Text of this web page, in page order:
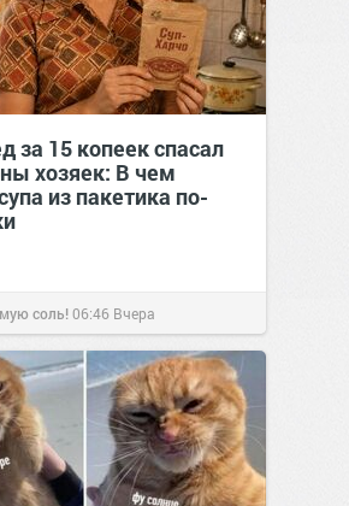
за 15 копеек спасал
хозяек: В чем
из пакетика по-
соль!06:46 Вчера